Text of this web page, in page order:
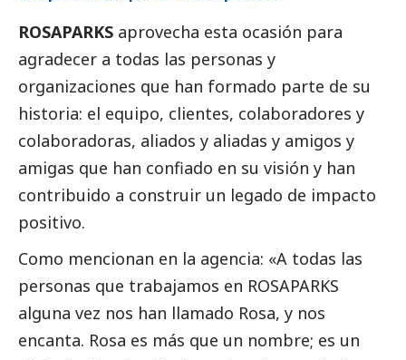
ROSAPARKS aprovecha esta ocasión para
agradecer a todas las personas y
organizaciones que han formado parte de su
historia: el equipo, clientes, colaboradores y
colaboradoras, aliados y aliadas y amigos y
amigas que han confiado en su visión y han
contribuido a construir un legado de impacto
positivo.
Como mencionan en la agencia: «A todas las
personas que trabajamos en ROSAPARKS
alguna vez nos han llamado Rosa, y nos
encanta. Rosa es más que un nombre; es un